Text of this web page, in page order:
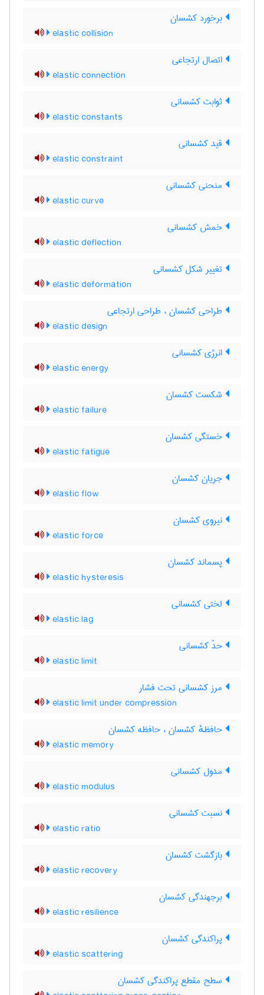
برخورد کشسان
elastic collision
اتصال ارتجاعی
elastic connection
ثوابت کشسانی
elastic constants
قید کشسانی
elastic constraint
منحنی کشسانی
elastic curve
خمش کشسانی
elastic deflection
تغییر شکل کشسانی
elastic deformation
طراحی کشسان ، طراحی ارتجاعی
elastic design
انرژی کشسانی
elastic energy
شکست کشسان
elastic failure
خستگی کشسان
elastic fatigue
جریان کشسان
elastic flow
نیروی کشسان
elastic force
پسماند کشسان
elastic hysteresis
لختی کشسانی
elastic lag
حدّ کشسانی
elastic limit
مرز کشسانی تحت فشار
elastic limit under compression
حافظهٔ کشسان ، حافظه کشسان
elastic memory
مدول کشسانی
elastic modulus
نسبت کشسانی
elastic ratio
بازگشت کشسان
elastic recovery
برجهندگی کشسان
elastic resilience
پراکندگی کشسان
elastic scattering
سطح مقطع پراکندگی کشسان